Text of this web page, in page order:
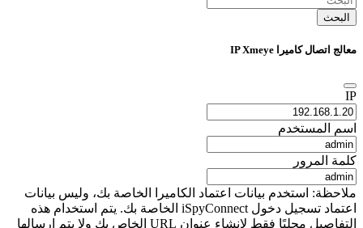
البحث
معالج اتصال كاميرا IP Xmeye
IP
اسم المستخدم
كلمة المرور
ملاحظة: استخدم بيانات اعتماد الكاميرا الخاصة بك، وليس بيانات
اعتماد تسجيل دخول iSpyConnect الخاصة بك. يتم استخدام هذه
التفاصيل محليًا فقط لإنشاء عنوان URL الخاص بك ولا يتم إرسالها